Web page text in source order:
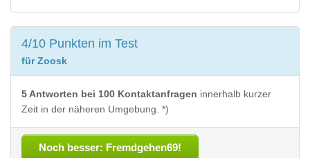
4/10 Punkten im Test
für Zoosk
5 Antworten bei 100 Kontaktanfragen innerhalb kurzer
Zeit in der näheren Umgebung. *)
Noch besser: Fremdgehen69!